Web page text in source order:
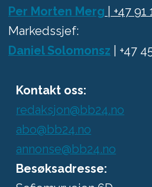
Per Morten Merg | +47
Markedssjef:
Daniel Solomonsz | +47
Kontakt oss:
redaksjon@bb24.no
abo@bb24.no
annonse@bb24.no
Besøksadresse: